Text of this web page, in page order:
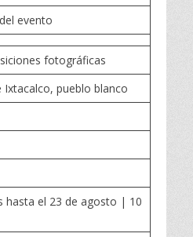
evento
fotográficas
pueblo blanco
hasta el 23 de agosto | 10